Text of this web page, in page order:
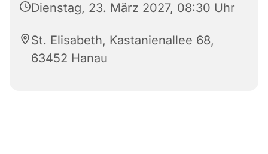
Dienstag, 23. März 2027, 08:30 Uhr
St. Elisabeth, Kastanienallee 68,
63452 Hanau